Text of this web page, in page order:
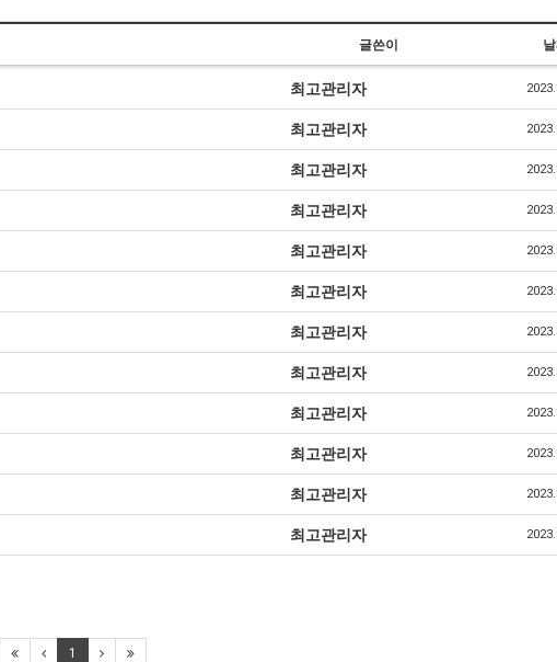
글쓴이
최고관리자
최고관리자
최고관리자
최고관리자
최고관리자
최고관리자
최고관리자
최고관리자
최고관리자
최고관리자
최고관리자
최고관리자
1